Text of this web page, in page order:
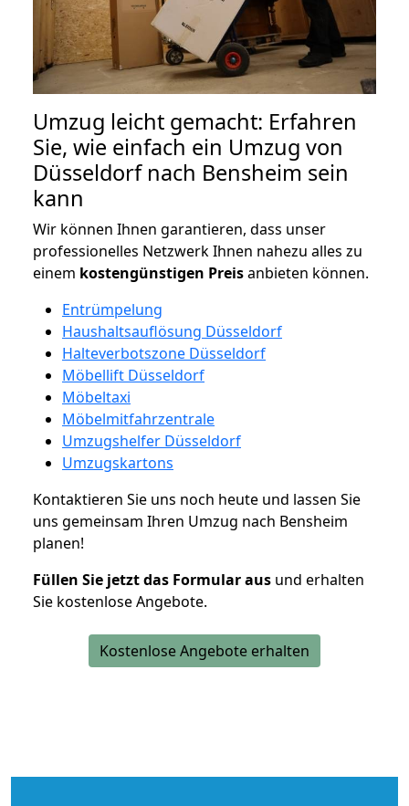
Umzug leicht gemacht: Erfahren
Sie, wie einfach ein Umzug von
Düsseldorf nach Bensheim sein
kann
Wir können Ihnen garantieren, dass unser
professionelles Netzwerk Ihnen nahezu alles zu
einem kostengünstigen Preisanbieten können.
Entrümpelung
Haushaltsauflösung Düsseldorf
Halteverbotszone Düsseldorf
Möbellift Düsseldorf
Möbeltaxi
Möbelmitfahrzentrale
Umzugshelfer Düsseldorf
Umzugskartons
Kontaktieren Sie uns noch heute und lassen Sie
uns gemeinsam Ihren Umzug nach Bensheim
planen!
Füllen Sie jetzt das Formular aus und erhalten
Sie kostenlose Angebote.
Kostenlose Angebote erhalten